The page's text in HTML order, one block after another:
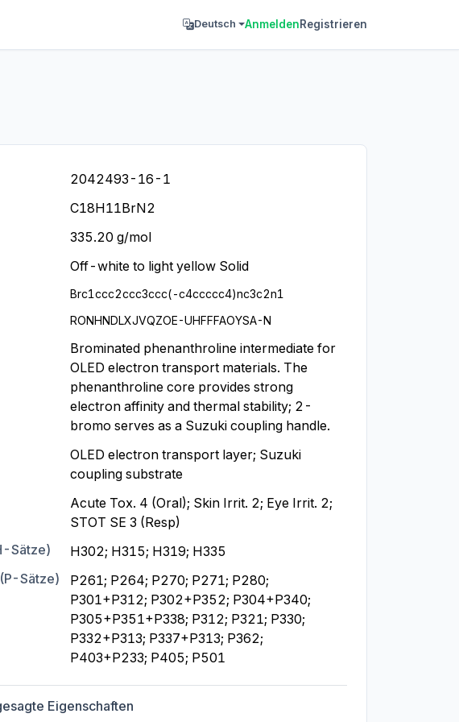
Deutsch AnmeldenRegistrieren
2042493-16-1
C18H11BrN2
335.20 g/mol
Off-white to light yellow Solid
Brc1ccc2ccc3ccc(-c4ccccc4)nc3c2n1
RONHNDLXJVQZOE-UHFFFAOYSA-N
Brominated phenanthroline intermediate for
OLED electron transport materials. The
phenanthroline core provides strong
electron affinity and thermal stability; 2-
bromo serves as a Suzuki coupling handle.
OLED electron transport layer; Suzuki
coupling substrate
Acute Tox. 4 (Oral); Skin Irrit. 2; Eye Irrit. 2;
STOT SE 3 (Resp)
Sätze)
H302; H315; H319; H335
Sätze)
P261; P264; P270; P271; P280;
P301+P312; P302+P352; P304+P340;
P305+P351+P338; P312; P321; P330;
P332+P313; P337+P313; P362;
P403+P233; P405; P501
Eigenschaften